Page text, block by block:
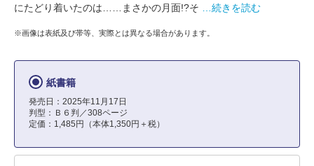
にたどり着いたのは……まさかの月面!?そ
…続きを読む
※画像は表紙及び帯等、実際とは異なる場合があります。
紙書籍
発売日：2025年11月17日
判型：Ｂ６判／308ページ
定価：1,485円（本体1,350円＋税）